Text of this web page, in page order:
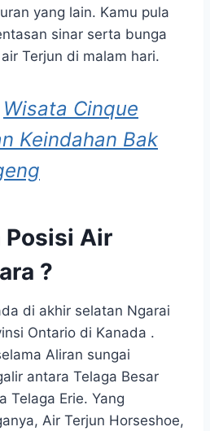
yang lain. Kamu pula
sinar serta bunga
Terjun di malam hari.
Wisata Cinque
Keindahan Bak
Posisi Air
?
di akhir selatan Ngarai
Ontario di Kanada .
Aliran sungai
antara Telaga Besar
Telaga Erie. Yang
Air Terjun Horseshoe,